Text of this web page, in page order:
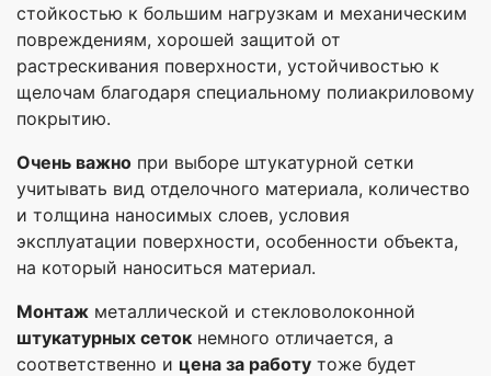
стойкостью к большим нагрузкам и механическим
повреждениям, хорошей защитой от
растрескивания поверхности, устойчивостью к
щелочам благодаря специальному полиакриловому
покрытию.
Очень важно при выборе штукатурной сетки
учитывать вид отделочного материала, количество
и толщина наносимых слоев, условия
эксплуатации поверхности, особенности объекта,
на который наноситься материал.
Монтаж металлической и стекловолоконной
штукатурных сеток немного отличается, а
соответственно и цена за работу тоже будет